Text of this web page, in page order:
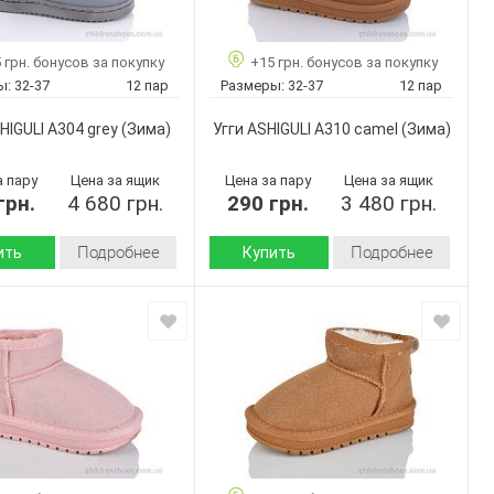
Китай
No brand
19-24
Черный
Девочка
производитель:
Китай
Бренд: ASHIGULI
Артикул: B312 camel
Размер: 26-31
Цвет: camel
грн. бонусов за покупку
32-37 12 пар
A304 grey(Зима)
пару Цена за ящик
4 680 грн.
Подробнее
верха:
искусственная
кожа
искусственный
: Пвх
Китай
+15 грн. бонусов за покупку
Размеры: 32-37 12 пар
Угги ASHIGULI A310 camel (Зима)
Цена за пару
290 грн.
Цена за ящик
3 480 грн.
Купить Подробнее
Материал верха:
искусственная
замша
внутри:
искусственный
мех
Подошва : Пвх
Страна
производитель:
Китай